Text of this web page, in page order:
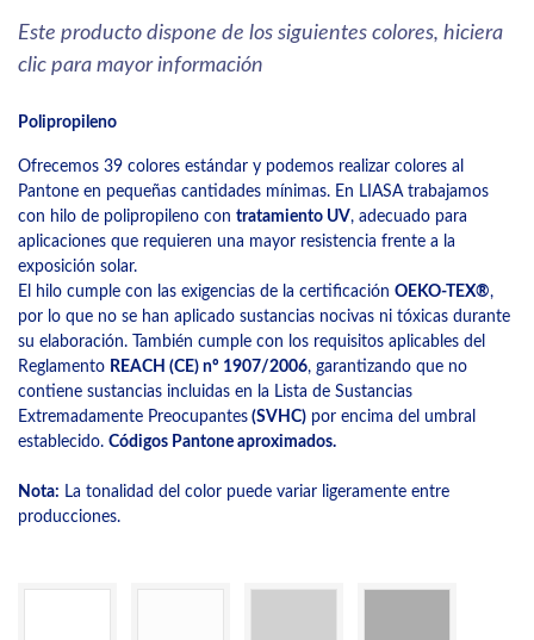
Este producto dispone de los siguientes colores, hiciera
clic para mayor información
Polipropileno
Ofrecemos 39 colores estándar y podemos realizar colores al
Pantone en pequeñas cantidades mínimas. En LIASA trabajamos
con hilo de polipropileno con tratamiento UV, adecuado para
aplicaciones que requieren una mayor resistencia frente a la
exposición solar.
El hilo cumple con las exigencias de la certificación OEKO-TEX®,
por lo que no se han aplicado sustancias nocivas ni tóxicas durante
su elaboración. También cumple con los requisitos aplicables del
Reglamento REACH (CE) nº 1907/2006, garantizando que no
contiene sustancias incluidas en la Lista de Sustancias
Extremadamente Preocupantes (SVHC) por encima del umbral
establecido. Códigos Pantone aproximados.
Nota: La tonalidad del color puede variar ligeramente entre
producciones.